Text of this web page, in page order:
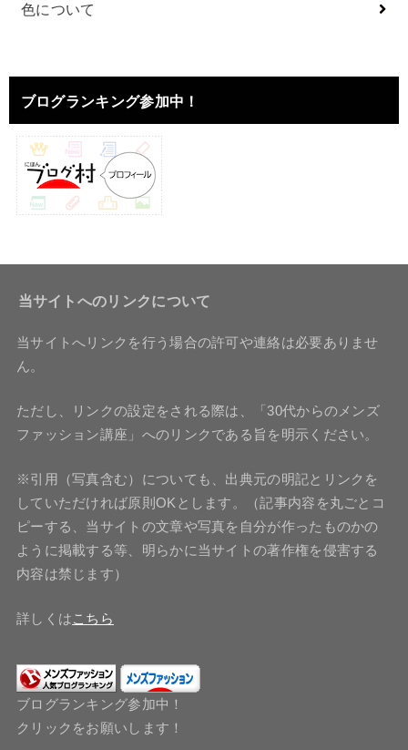
色について
ブログランキング参加中！
当サイトへのリンクについて
当サイトへリンクを行う場合の許可や連絡は必要ありませ
ん。
ただし、リンクの設定をされる際は、「30代からのメンズ
ファッション講座」へのリンクである旨を明示ください。
※引用（写真含む）についても、出典元の明記とリンクを
していただければ原則OKとします。（記事内容を丸ごとコ
ピーする、当サイトの文章や写真を自分が作ったものかの
ように掲載する等、明らかに当サイトの著作権を侵害する
内容は禁じます）
詳しくはこちら
ブログランキング参加中！
クリックをお願いします！